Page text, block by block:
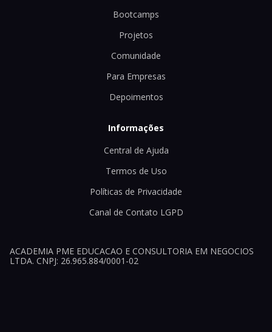
Bootcamps
Projetos
Comunidade
Para Empresas
Depoimentos
Informações
Central de Ajuda
Termos de Uso
Políticas de Privacidade
Canal de Contato LGPD
ACADEMIA PME EDUCACAO E CONSULTORIA EM NEGOCIOS
LTDA. CNPJ: 26.965.884/0001-02